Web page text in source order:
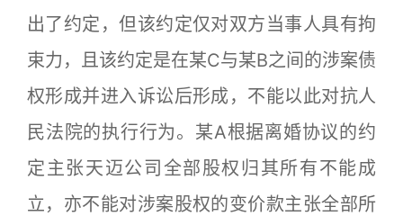
出了约定，但该约定仅对双方当事人具有拘
束力，且该约定是在某C与某B之间的涉案债
权形成并进入诉讼后形成，不能以此对抗人
民法院的执行行为。某A根据离婚协议的约
定主张天迈公司全部股权归其所有不能成
立，亦不能对涉案股权的变价款主张全部所